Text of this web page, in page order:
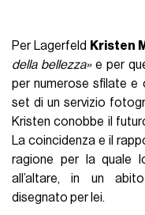
Per Lagerfeld Kristen
della bellezza»e per
per numerose sfilate e
set di un servizio
Kristen conobbe il
La coincidenza e il
ragione per la quale
all’altare, in un
disegnato per lei.